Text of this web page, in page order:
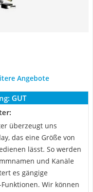
Angebote
GUT
überzeugt uns
das eine Größe von
lässt. So werden
und Kanäle
es gängige
Wir können